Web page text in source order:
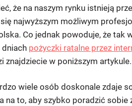
że na naszym rynku istnieją
najwyższym możliwym
Co jednak powoduje, że tak
dniach pożyczki ratalne przez
znajdziecie w poniższym artykule.
wiele osób doskonale zdaje
na to, aby szybko poradzić sobie